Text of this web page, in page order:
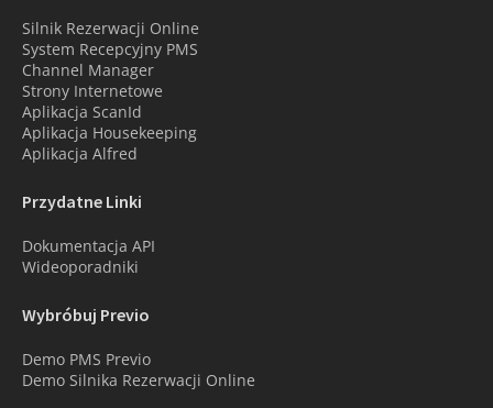
Silnik Rezerwacji Online
System Recepcyjny PMS
Channel Manager
Strony Internetowe
Aplikacja ScanId
Aplikacja Housekeeping
Aplikacja Alfred
Przydatne Linki
Dokumentacja API
Wideoporadniki
Wybróbuj Previo
Demo PMS Previo
Demo Silnika Rezerwacji Online